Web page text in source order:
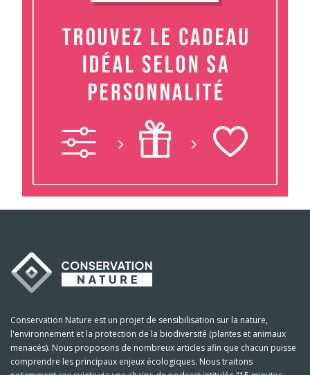
Conservation Nature est un projet de sensibilisation sur la nature,
l'environnement et la protection de la biodiversité (plantes et animaux
menacés). Nous proposons de nombreux articles afin que chacun puisse
comprendre les principaux enjeux écologiques. Nous traitons